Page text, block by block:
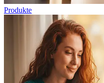
Produkte